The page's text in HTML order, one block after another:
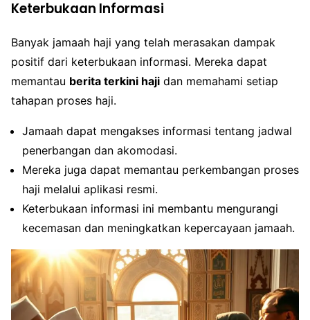
Keterbukaan Informasi
Banyak jamaah haji yang telah merasakan dampak
positif dari keterbukaan informasi. Mereka dapat
memantau berita terkini haji dan memahami setiap
tahapan proses haji.
Jamaah dapat mengakses informasi tentang jadwal
penerbangan dan akomodasi.
Mereka juga dapat memantau perkembangan proses
haji melalui aplikasi resmi.
Keterbukaan informasi ini membantu mengurangi
kecemasan dan meningkatkan kepercayaan jamaah.